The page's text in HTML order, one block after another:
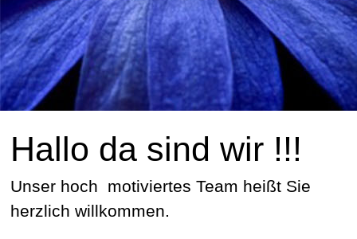
Hallo da sind wir !!!
Unser hoch motiviertes Team heißt Sie
herzlich willkommen.